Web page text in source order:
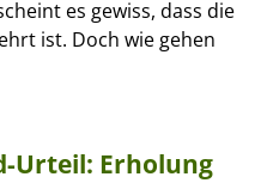
es gewiss, dass die
ist. Doch wie gehen
Urteil: Erholung